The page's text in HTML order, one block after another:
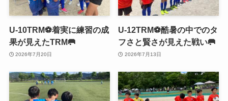
U-10TRM⚽️着実に練習の成
果が見えたTRM🥅
2026年7月20日
U-12TRM⚽️酷暑の中でのタ
フさと賢さが見えた戦い🥅
2026年7月13日